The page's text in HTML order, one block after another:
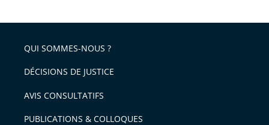
QUI SOMMES-NOUS ?
DÉCISIONS DE JUSTICE
AVIS CONSULTATIFS
PUBLICATIONS & COLLOQUES